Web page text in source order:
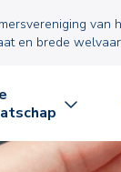
van
en brede